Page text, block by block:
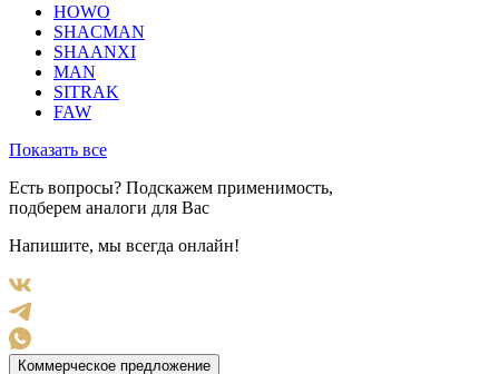
HOWO
SHACMAN
SHAANXI
MAN
SITRAK
FAW
Показать все
Есть вопросы? Подскажем применимость,
подберем аналоги для Вас
Напишите, мы всегда онлайн!
Коммерческое предложение